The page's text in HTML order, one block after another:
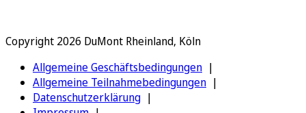
Copyright 2026 DuMont Rheinland, Köln
Allgemeine Geschäftsbedingungen
Allgemeine Teilnahmebedingungen
Datenschutzerklärung